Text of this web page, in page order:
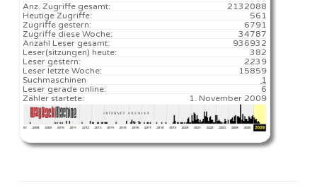
2132088
Anz. Zugriffe gesamt:
561
Heutige Zugriffe:
6791
Zugriffe gestern:
34787
Zugriffe diese Woche:
936932
Anzahl Leser gesamt:
382️
Leser(sitzungen) heute:
2239
Leser gestern:
15859️
Leser letzte Woche:
1
Suchmaschinen
6
Leser gerade online:
1. November 2009
Zähler startete: